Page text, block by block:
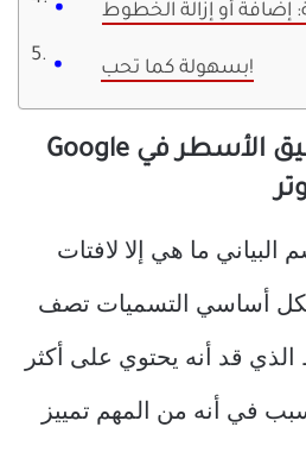
إضافة أو إزالة الخطوط
بسهولة كما تحب!
كيفية إضافة وتنسيق الأسطر في Google
ما هي إلا لافتات
أساسي التسميات تصف
قد أنه يحتوي على أكثر
في أنه من المهم تمييز